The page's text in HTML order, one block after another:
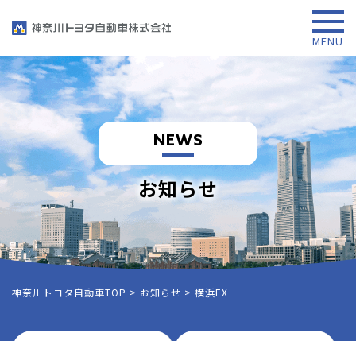
NEWS
お知らせ
神奈川トヨタ自動車TOP > お知らせ > 横浜EX